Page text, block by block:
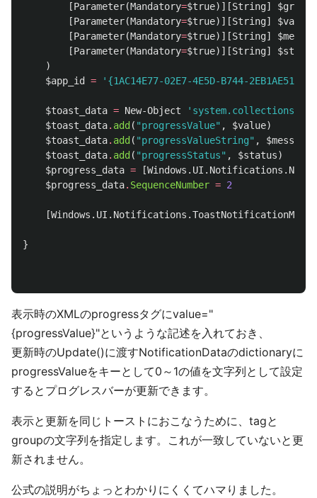
[Parameter(Mandatory=$true)][String] $group
[Parameter(Mandatory=$true)][String] $value
[Parameter(Mandatory=$true)][String]
[Parameter(Mandatory=$true)][String]
$status
)
$app_id
= '{1AC14E77-02E7-4E5D-B744-
$toast_data = New-Object
$toast_data. add ( "progressValue" , $value)
$toast_data. add ( "progressValueString" , $message
$toast_data. add ( "progressStatus" , $status)
$progress_data = [
$progress_data. SequenceNumber = 2
[
}
表示時のXMLのprogressタグにvalue="
{progressValue}"というような記述を入れておき、
更新時のUpdate()に渡すNotificationDataのdictionaryに
progressValueをキーとして0～1の値を文字列として設定
するとプログレスバーが更新できます。
表示と更新を同じトーストにおこなうために、tagと
groupの文字列を指定します。これが一致していないと更
新されません。
公式の説明がちょっとわかりにくくてハマりました。